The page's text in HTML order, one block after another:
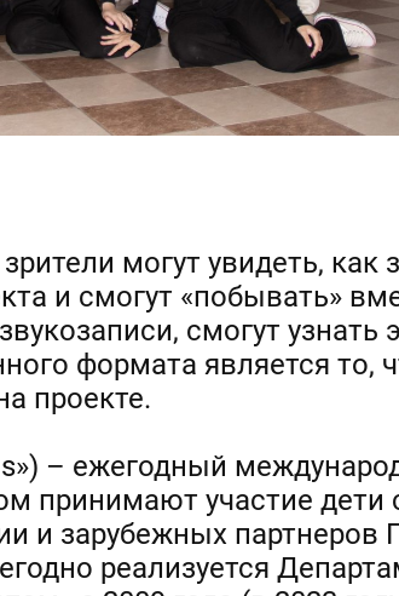
могут увидеть, как
и смогут «побывать»
смогут
формата является то,
проекте.
– ежегодный
принимают участие дети
и зарубежных партнеров
реализуется